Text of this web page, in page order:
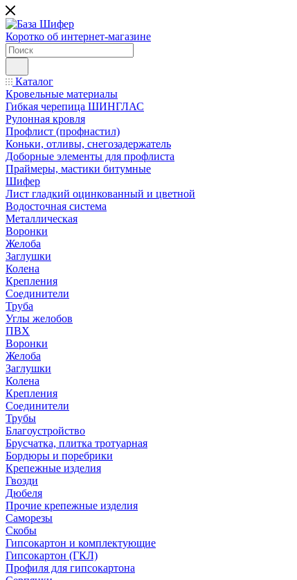
Коротко об интернет-магазине
Каталог
Кровельные материалы
Гибкая черепица ШИНГЛАС
Рулонная кровля
Профлист (профнастил)
Коньки, отливы, снегозадержатель
Доборные элементы для профлиста
Праймеры, мастики битумные
Шифер
Лист гладкий оцинкованный и цветной
Водосточная система
Металлическая
Воронки
Желоба
Заглушки
Колена
Крепления
Соединители
Труба
Углы желобов
ПВХ
Воронки
Желоба
Заглушки
Колена
Крепления
Соединители
Трубы
Благоустройство
Брусчатка, плитка тротуарная
Бордюры и поребрики
Крепежные изделия
Гвозди
Дюбеля
Прочие крепежные изделия
Саморезы
Скобы
Гипсокартон и комплектующие
Гипсокартон (ГКЛ)
Профиля для гипсокартона